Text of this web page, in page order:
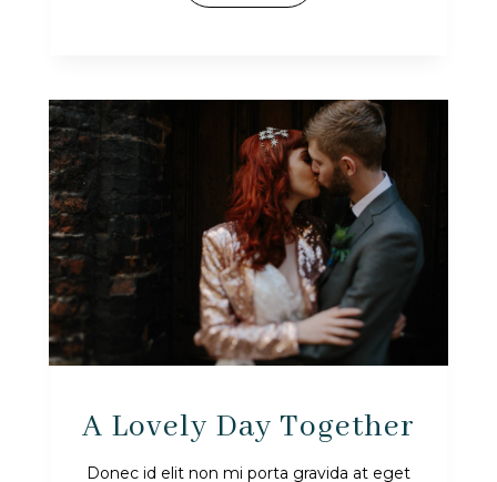
A Lovely Day Together
Donec id elit non mi porta gravida at eget